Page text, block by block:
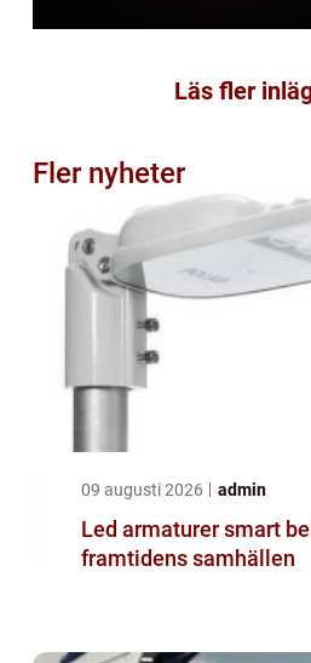
Läs fler
Fler nyheter
09 augusti 2026 admin
Led armaturer smart belysning för
framtidens samhällen